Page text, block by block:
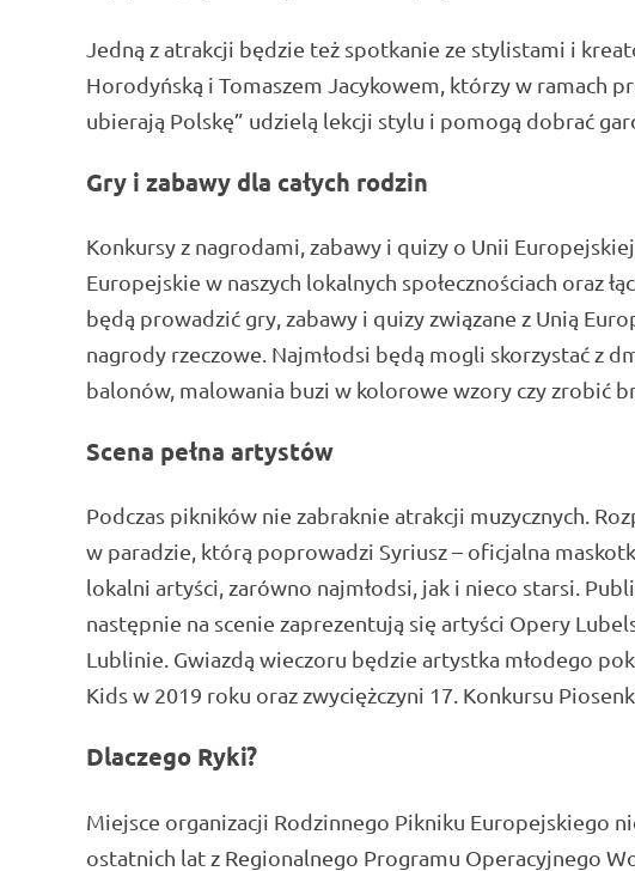
Jedną z atrakcji będzie też spotkanie ze stylistami i
Horodyńską i Tomaszem Jacykowem, którzy w ramach
ubierają Polskę” udzielą lekcji stylu i pomogą dobrać
Gry i zabawy dla całych rodzin
Konkursy z nagrodami, zabawy i quizy o Unii
Europejskie w naszych lokalnych społecznościach oraz
będą prowadzić gry, zabawy i quizy związane z Unią
nagrody rzeczowe. Najmłodsi będą mogli skorzystać z
balonów, malowania buzi w kolorowe wzory czy zrobić
Scena pełna artystów
Podczas pikników nie zabraknie atrakcji muzycznych.
w paradzie, którą poprowadzi Syriusz – oficjalna
lokalni artyści, zarówno najmłodsi, jak i nieco starsi.
następnie na scenie zaprezentują się artyści Opery
Lublinie. Gwiazdą wieczoru będzie artystka młodego
Kids w 2019 roku oraz zwyciężczyni 17. Konkursu
Dlaczego Ryki?
Miejsce organizacji Rodzinnego Pikniku Europejskiego
ostatnich lat z Regionalnego Programu Operacyjnego